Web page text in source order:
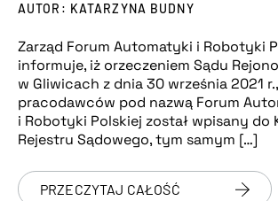
AUTOR: KATARZYNA BUDNY
Zarząd Forum Automatyki i Robotyki
informuje, iż orzeczeniem Sądu
w Gliwicach z dnia 30 września 2021
pracodawców pod nazwą Forum
i Robotyki Polskiej został wpisany do
Rejestru Sądowego, tym samym […]
PRZECZYTAJ CAŁOŚĆ